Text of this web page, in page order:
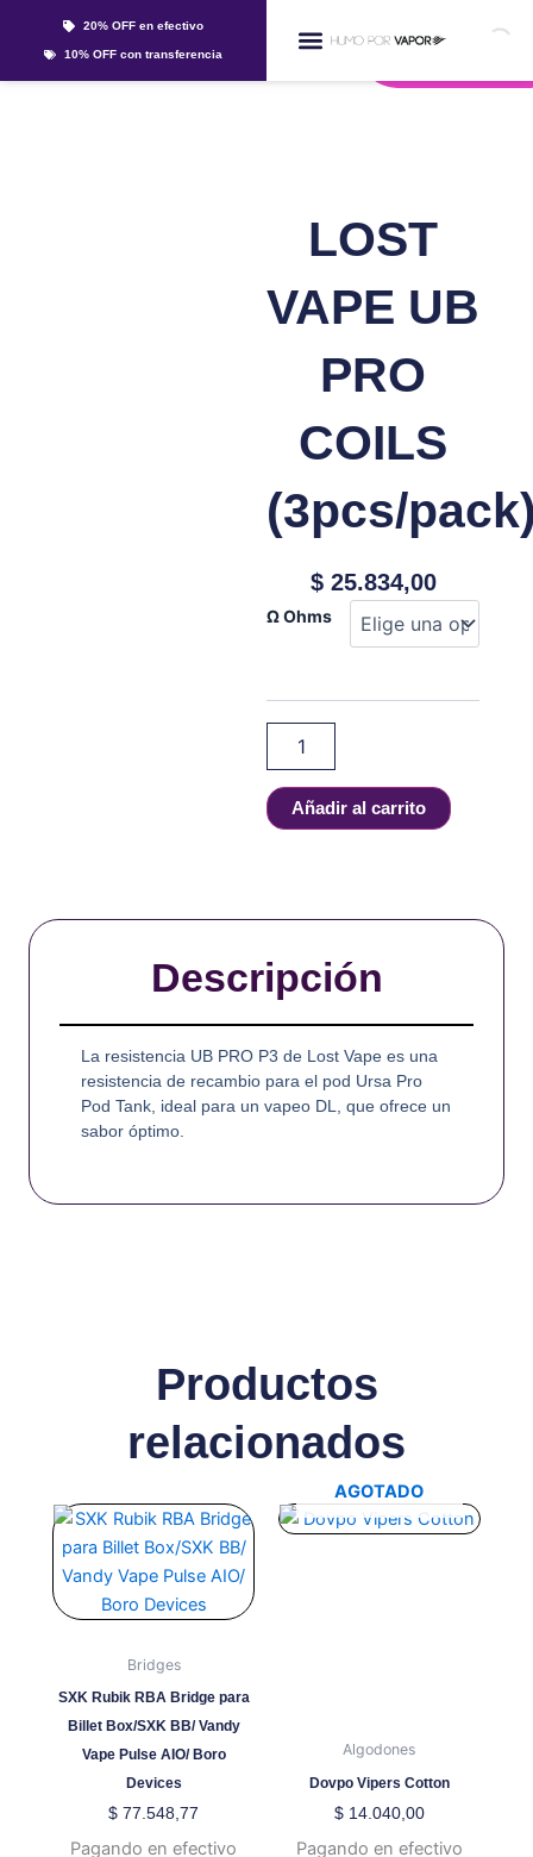
20% OFF en efectivo
10% OFF con transferencia Whatsapp
LOST
VAPE UB
PRO
COILS
(3pcs/
$25.834,00
Ω Ohms
LOST
COILS
(3pcs/pack)
cantidad
Añadir al carrito
Descripción
La resistencia UB PRO P3 de Lost Vape es una
resistencia de recambio para el pod Ursa Pro
Pod Tank, ideal para un vapeo DL, que ofrece un
sabor óptimo.
Productos
relacionados
Bridges
SXK Rubik RBA Bridge para
Billet Box/SXK BB/ Vandy
Vape Pulse AIO/ Boro
Devices
$ 77.548,77
Pagando en efectivo
AGOTADO
Algodones
Dovpo Vipers Cotton
$14.040,00
Pagando en efectivo